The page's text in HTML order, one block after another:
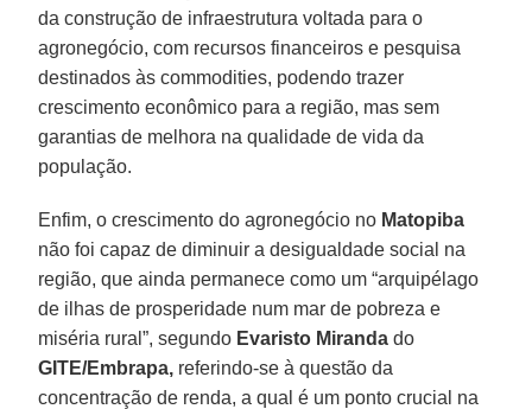
da construção de infraestrutura voltada para o
agronegócio, com recursos financeiros e pesquisa
destinados às commodities, podendo trazer
crescimento econômico para a região, mas sem
garantias de melhora na qualidade de vida da
população.
Enfim, o crescimento do agronegócio no Matopiba
não foi capaz de diminuir a desigualdade social na
região, que ainda permanece como um “arquipélago
de ilhas de prosperidade num mar de pobreza e
miséria rural”, segundo Evaristo Miranda do
GITE/Embrapa, referindo-se à questão da
concentração de renda, a qual é um ponto crucial na